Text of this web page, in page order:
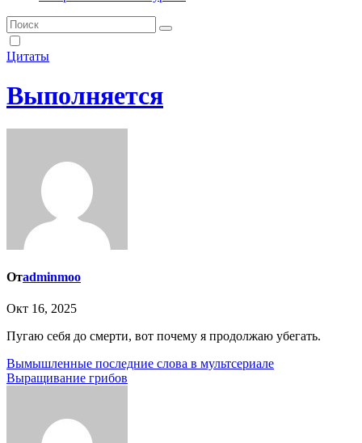
Цитаты
Выполняется
Отadminmoo
Окт 16, 2025
Пугаю себя до смерти, вот почему я продолжаю убегать.
Навигация
по
Вымышленные последние слова в мультсериале
Выращивание грибов